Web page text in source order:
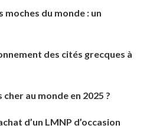
moches du monde : un
des cités grecques à
au monde en 2025 ?
d’un LMNP d’occasion